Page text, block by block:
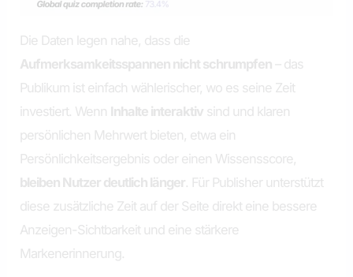
Die Daten legen nahe, dass die
Aufmerksamkeitsspannen nicht schrumpfen – das
Publikum ist einfach wählerischer, wo es seine Zeit
investiert. Wenn Inhalte interaktiv sind und klaren
persönlichen Mehrwert bieten, etwa ein
Persönlichkeitsergebnis oder einen Wissensscore,
bleiben Nutzer deutlich länger. Für Publisher unterstützt
diese zusätzliche Zeit auf der Seite direkt eine bessere
Anzeigen-Sichtbarkeit und eine stärkere
Markenerinnerung.